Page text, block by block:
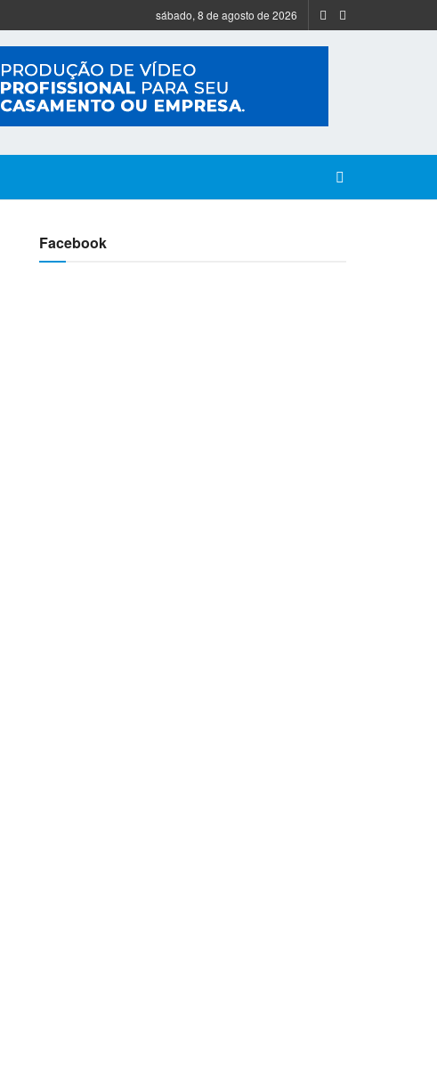
sábado, 8 de agosto de 2026
Facebook